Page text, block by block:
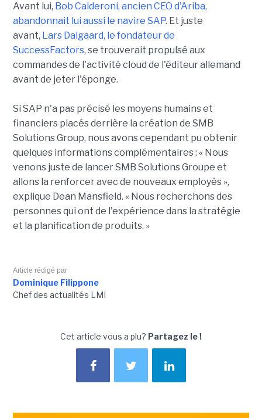
Avant lui, Bob Calderoni, ancien CEO d'Ariba,
abandonnait lui aussi le navire SAP. Et juste
avant, Lars Dalgaard, le fondateur de
SuccessFactors, se trouverait propulsé aux
commandes de l'activité cloud de l'éditeur allemand
avant de jeter l'éponge.
Si SAP n'a pas précisé les moyens humains et
financiers placés derrière la création de SMB
Solutions Group, nous avons cependant pu obtenir
quelques informations complémentaires : « Nous
venons juste de lancer SMB Solutions Groupe et
allons la renforcer avec de nouveaux employés »,
explique Dean Mansfield. « Nous recherchons des
personnes qui ont de l'expérience dans la stratégie
et la planification de produits. »
Article rédigé par
Dominique Filippone
Chef des actualités LMI
Cet article vous a plu? Partagez le !